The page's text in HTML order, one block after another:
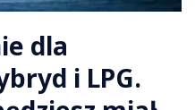
dla
i LPG.